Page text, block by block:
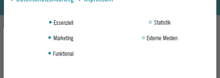
DAS KÖNNTE DIR AUCH GEFALLEN
Essenziell
Statistik
Marketing
Externe Medien
Funktional